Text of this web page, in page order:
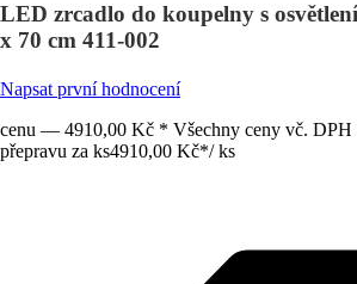
LED zrcadlo do koupelny s
x 70 cm 411-002
Napsat první hodnocení
cenu — 4910,00 Kč * Všechny ceny vč. DPH
přepravu za ks4910,00 Kč*/ ks